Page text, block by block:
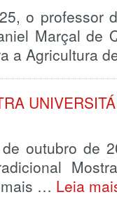
o professor
Marçal de
a Agricultura
outubro de
… Leia